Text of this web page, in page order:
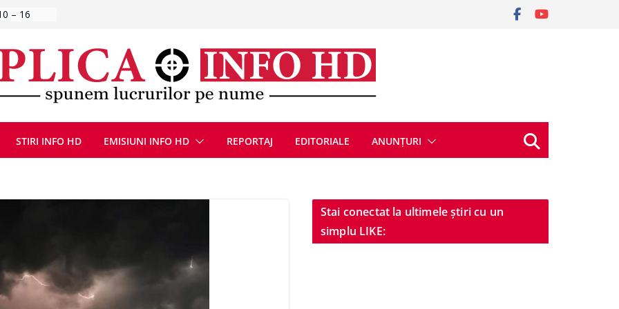
după
se
STIRI INFO HD EMISIUNI INFO HD REPORTAJ EDITORIALE ANUNȚURI
Stai conectat la ultimele știri cu un
simplu LIKE: